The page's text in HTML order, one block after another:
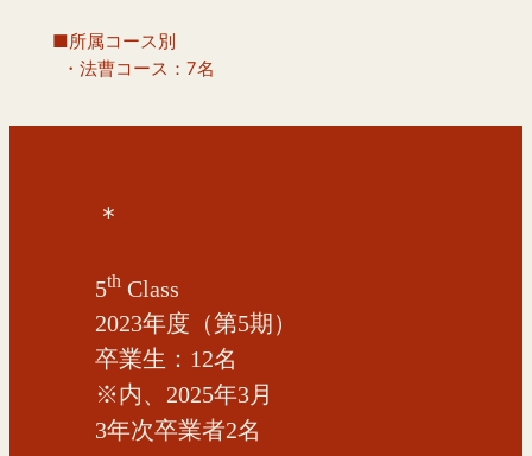
■所属コース別
  ・法曹コース：7名
＊
5thClass
2023年度（第5期）
卒業生：12名
※内、2025年3月
3年次卒業者2名